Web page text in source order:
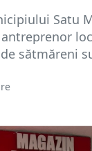
Satu
sătmăreni